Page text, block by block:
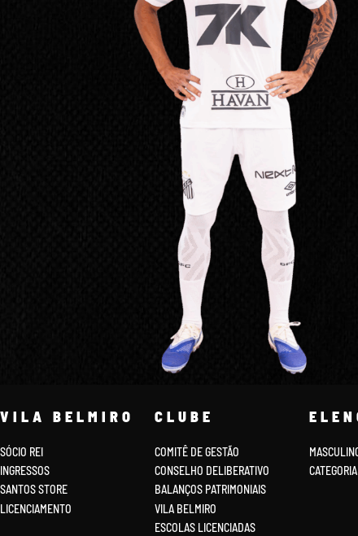
VILA BELMIRO
SÓCIO REI
INGRESSOS
SANTOS STORE
LICENCIAMENTO
CLUBE
COMITÊ DE GESTÃO
CONSELHO DELIBERATIVO
BALANÇOS PATRIMONIAIS
VILA BELMIRO
ESCOLAS LICENCIADAS